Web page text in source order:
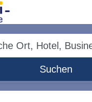
Suchen